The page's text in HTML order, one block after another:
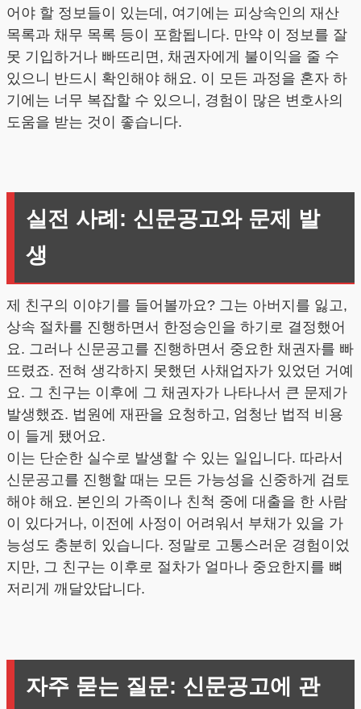
어야 할 정보들이 있는데, 여기에는 피상속인의 재산
목록과 채무 목록 등이 포함됩니다. 만약 이 정보를 잘
못 기입하거나 빠뜨리면, 채권자에게 불이익을 줄 수
있으니 반드시 확인해야 해요. 이 모든 과정을 혼자 하
기에는 너무 복잡할 수 있으니, 경험이 많은 변호사의
도움을 받는 것이 좋습니다.
실전 사례: 신문공고와 문제 발
생
제 친구의 이야기를 들어볼까요? 그는 아버지를 잃고,
상속 절차를 진행하면서 한정승인을 하기로 결정했어
요. 그러나 신문공고를 진행하면서 중요한 채권자를 빠
뜨렸죠. 전혀 생각하지 못했던 사채업자가 있었던 거예
요. 그 친구는 이후에 그 채권자가 나타나서 큰 문제가
발생했죠. 법원에 재판을 요청하고, 엄청난 법적 비용
이 들게 됐어요.
이는 단순한 실수로 발생할 수 있는 일입니다. 따라서
신문공고를 진행할 때는 모든 가능성을 신중하게 검토
해야 해요. 본인의 가족이나 친척 중에 대출을 한 사람
이 있다거나, 이전에 사정이 어려워서 부채가 있을 가
능성도 충분히 있습니다. 정말로 고통스러운 경험이었
지만, 그 친구는 이후로 절차가 얼마나 중요한지를 뼈
저리게 깨달았답니다.
자주 묻는 질문: 신문공고에 관